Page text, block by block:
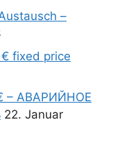
–
fixed price
– АВАРИЙНОЕ
22. Januar